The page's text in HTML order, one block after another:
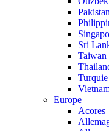
Pakistan
Sri
Taiwan
Turquie
Europe
Acores